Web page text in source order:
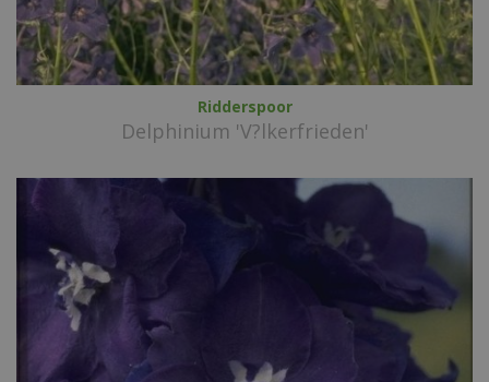
Ridderspoor
Delphinium 'V?lkerfrieden'